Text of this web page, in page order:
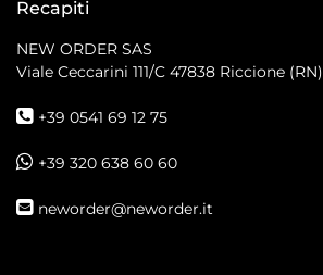
Recapiti
NEW ORDER SAS
Viale Ceccarini 111/C 47838 Riccione (RN)
+39 0541 69 12 75
+39 320 638 60 60
neworder@neworder.it